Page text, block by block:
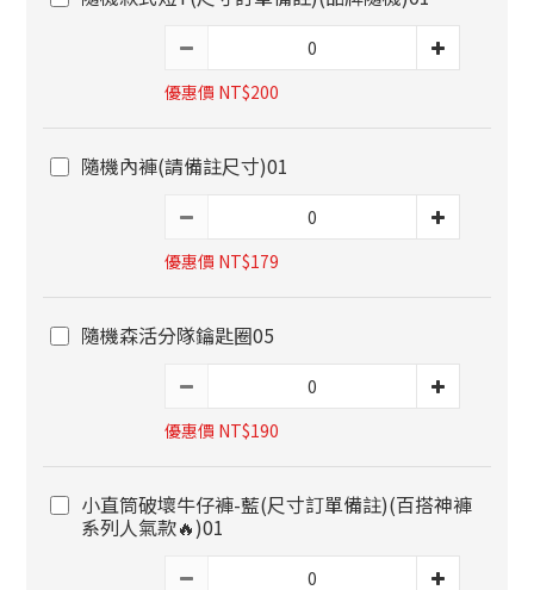
優惠價 NT$200
隨機內褲(請備註尺寸)01
優惠價 NT$179
隨機森活分隊鑰匙圈05
優惠價 NT$190
小直筒破壞牛仔褲-藍(尺寸訂單備註)(百搭神褲
系列人氣款🔥)01